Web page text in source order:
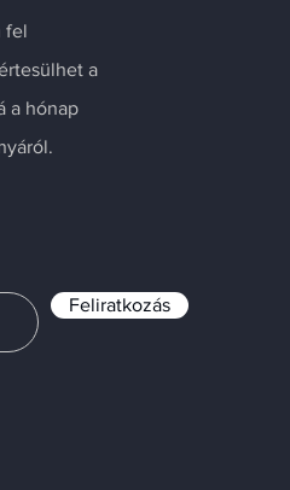
fel
a
a hónap
Feliratkozás